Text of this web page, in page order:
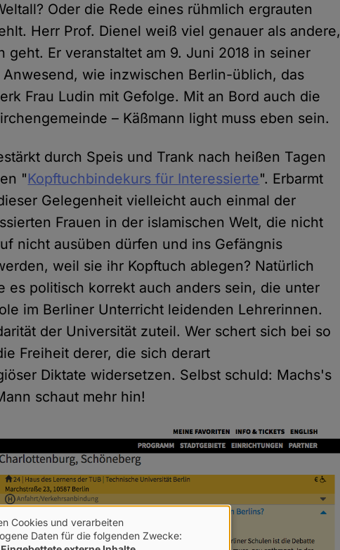
Oder die Rede eines rühmlich ergrauten
Herr Prof. Dienel weiß viel genauer als andere,
geht. Er veranstaltet am 9. Juni 2018 in seiner
wie inzwischen Berlin-üblich, das
Frau Ludin mit Gefolge. Mit an Bord auch die
– Käßmann light muss eben sein.
durch Speis und Trank nach heißen Tagen
"Kopftuchbindekurs für Interessierte". Erbarmt
Gelegenheit vielleicht auch einmal der
Frauen in der islamischen Welt, die nicht
nicht ausüben dürfen und ins Gefängnis
weil sie ihr Kopftuch ablegen? Natürlich
es politisch korrekt auch anders sein, die unter
im Berliner Unterricht leidenden Lehrerinnen.
der Universität zuteil. Wer schert sich bei so
Freiheit derer, die sich derart
Diktate widersetzen. Selbst schuld: Machs's
schaut mehr hin!
Cookies und verarbeiten
Daten für die folgenden Zwecke: